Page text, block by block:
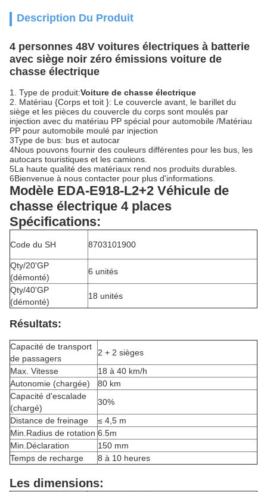
Description Du Produit
4 personnes 48V voitures électriques à batterie
avec siège noir zéro émissions voiture de
chasse électrique
1. Type de produit:Voiture de chasse électrique
2. Matériau {Corps et toit }: Le couvercle avant, le barillet du
siège et les pièces du couvercle du corps sont moulés par
injection avec du matériau PP spécial pour automobile /Matériau
PP pour automobile moulé par injection
3Type de bus: bus et autocar
4Nous pouvons fournir des couleurs différentes pour les bus, les
autocars touristiques et les camions.
5La haute qualité des matériaux rend nos produits durables.
6Bienvenue à nous contacter pour plus d'informations.
Modèle EDA-E918-L2+2 Véhicule de
chasse électrique 4 places
Spécifications:
Code du SH 8703101900
Qty/20'GP
(démonté)
6 unités
Qty/40'GP
(démonté)
18 unités
Résultats:
Capacité de transport
de passagers
2 + 2 sièges
Max. Vitesse
18 à 40 km/h
Autonomie (chargée)
80 km
Capacité d'escalade
(chargé)
30%
Distance de freinage
≤ 4,5 m
Min.Radius de rotation 6.5m
Min.Déclaration
150 mm
Temps de recharge
8 à 10 heures
Les dimensions: